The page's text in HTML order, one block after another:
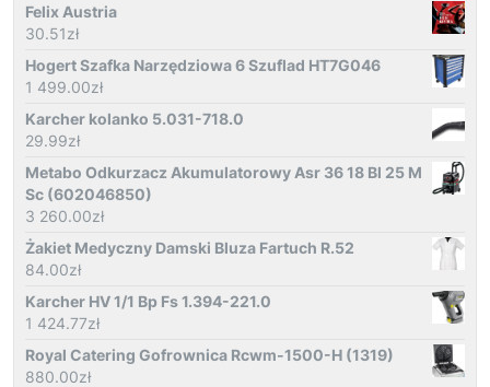
Felix Austria
30.51zł
Hogert Szafka Narzędziowa 6 Szuflad HT7G046
1 499.00zł
Karcher kolanko 5.031-718.0
29.99zł
Metabo Odkurzacz Akumulatorowy Asr 36 18 Bl 25 M
Sc (602046850)
3 260.00zł
Żakiet Medyczny Damski Bluza Fartuch R.52
84.00zł
Karcher HV 1/1 Bp Fs 1.394-221.0
1 424.77zł
Royal Catering Gofrownica Rcwm-1500-H (1319)
880.00zł